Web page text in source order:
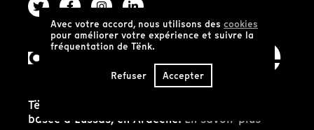
Avec votre accord, nous utilisons des cookies
pour améliorer votre expérience et suivre la
fréquentation de Tënk.
Refuser Accepter
Tënk est édité par la coopérative SCIC Tënk
basée à Lussas, en Ardèche. En savoir plus